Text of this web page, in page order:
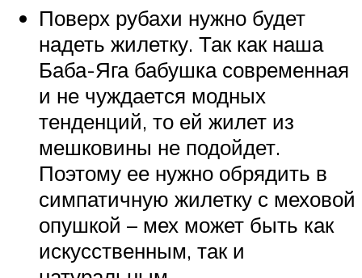
Поверх рубахи нужно будет
надеть жилетку. Так как наша
Баба-Яга бабушка современная
и не чуждается модных
тенденций, то ей жилет из
мешковины не подойдет.
Поэтому ее нужно обрядить в
симпатичную жилетку с меховой
опушкой – мех может быть как
искусственным, так и